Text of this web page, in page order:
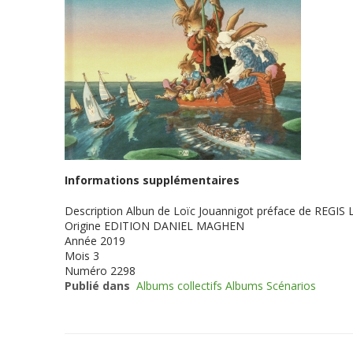
Informations supplémentaires
Description Albun de Loïc Jouannigot préface de REGIS
Origine EDITION DANIEL MAGHEN
Année 2019
Mois 3
Numéro 2298
Publié dans Albums collectifs Albums Scénarios